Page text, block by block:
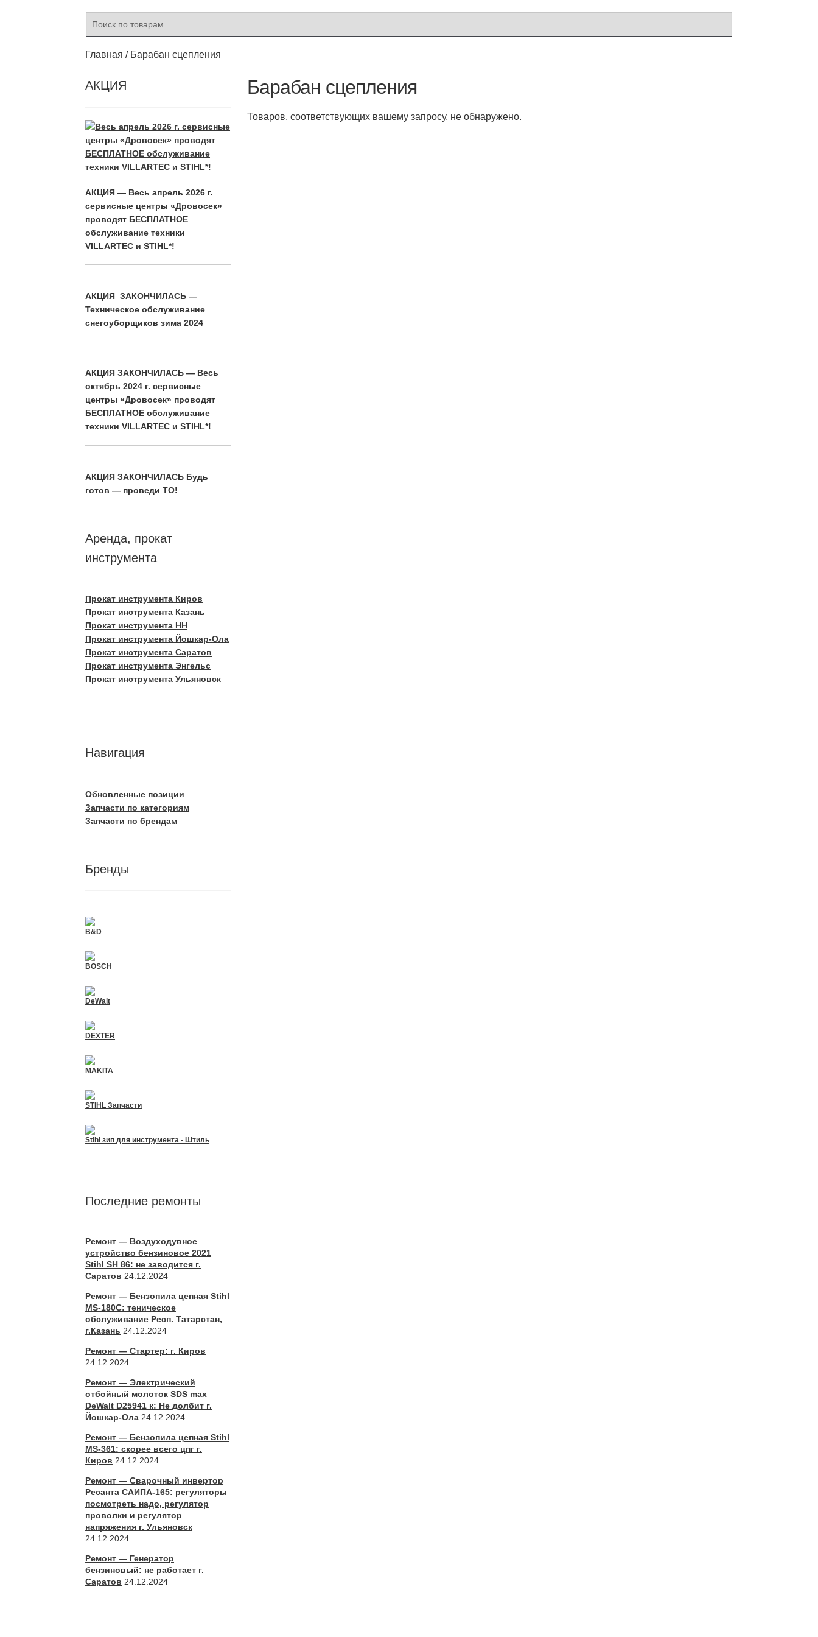
Главная / Барабан сцепления
Барабан сцепления
Товаров, соответствующих вашему запросу, не обнаружено.
АКЦИЯ
АКЦИЯ — Весь апрель 2026 г.
сервисные центры «Дровосек»
проводят БЕСПЛАТНОЕ
обслуживание техники
VILLARTEC и STIHL*!
АКЦИЯ ЗАКОНЧИЛАСЬ —
Техническое обслуживание
снегоуборщиков зима 2024
АКЦИЯ ЗАКОНЧИЛАСЬ — Весь
октябрь 2024 г. сервисные
центры «Дровосек» проводят
БЕСПЛАТНОЕ обслуживание
техники VILLARTEC и STIHL*!
АКЦИЯ ЗАКОНЧИЛАСЬ Будь
готов — проведи ТО!
Аренда, прокат
инструмента
Прокат инструмента Киров
Прокат инструмента Казань
Прокат инструмента НН
Прокат инструмента Йошкар-Ола
Прокат инструмента Саратов
Прокат инструмента Энгельс
Прокат инструмента Ульяновск
Навигация
Обновленные позиции
Запчасти по категориям
Запчасти по брендам
Бренды
B&D
BOSCH
DeWalt
DEXTER
MAKITA
STIHL Запчасти
Stihl зип для инструмента - Штиль
Последние ремонты
Ремонт — Воздуходувное
устройство бензиновое 2021
Stihl SH 86: не заводится г.
Саратов 24.12.2024
Ремонт — Бензопила цепная Stihl
MS-180С: теническое
обслуживание Респ. Татарстан,
г.Казань 24.12.2024
Ремонт — Стартер: г. Киров
24.12.2024
Ремонт — Электрический
отбойный молоток SDS max
DeWalt D25941 к: Не долбит г.
Йошкар-Ола 24.12.2024
Ремонт — Бензопила цепная Stihl
MS-361: скорее всего цпг г.
Киров 24.12.2024
Ремонт — Сварочный инвертор
Ресанта САИПА-165: регуляторы
посмотреть надо, регулятор
проволки и регулятор
напряжения г. Ульяновск
24.12.2024
Ремонт — Генератор
бензиновый: не работает г.
Саратов 24.12.2024